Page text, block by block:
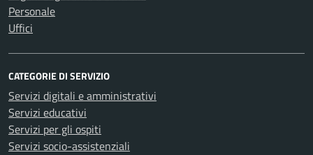
Personale
Uffici
CATEGORIE DI SERVIZIO
Servizi digitali e amministrativi
Servizi educativi
Servizi per gli ospiti
Servizi socio-assistenziali